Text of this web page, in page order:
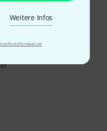
Weitere Infos